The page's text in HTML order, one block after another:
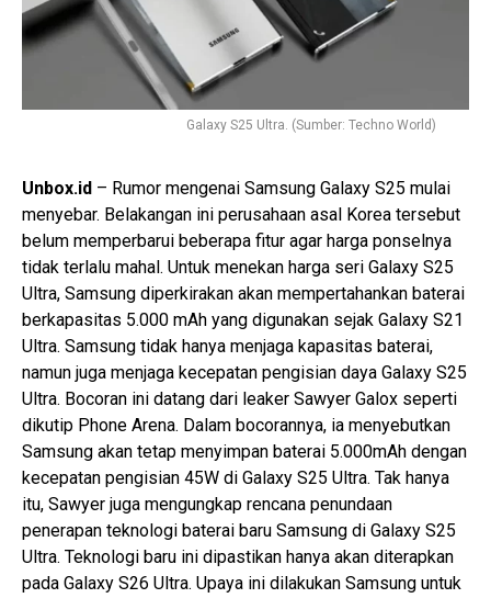
Galaxy S25 Ultra. (Sumber: Techno World)
Unbox.id – Rumor mengenai Samsung Galaxy S25 mulai
menyebar. Belakangan ini perusahaan asal Korea tersebut
belum memperbarui beberapa fitur agar harga ponselnya
tidak terlalu mahal. Untuk menekan harga seri Galaxy S25
Ultra, Samsung diperkirakan akan mempertahankan baterai
berkapasitas 5.000 mAh yang digunakan sejak Galaxy S21
Ultra. Samsung tidak hanya menjaga kapasitas baterai,
namun juga menjaga kecepatan pengisian daya Galaxy S25
Ultra. Bocoran ini datang dari leaker Sawyer Galox seperti
dikutip Phone Arena. Dalam bocorannya, ia menyebutkan
Samsung akan tetap menyimpan baterai 5.000mAh dengan
kecepatan pengisian 45W di Galaxy S25 Ultra. Tak hanya
itu, Sawyer juga mengungkap rencana penundaan
penerapan teknologi baterai baru Samsung di Galaxy S25
Ultra. Teknologi baru ini dipastikan hanya akan diterapkan
pada Galaxy S26 Ultra. Upaya ini dilakukan Samsung untuk